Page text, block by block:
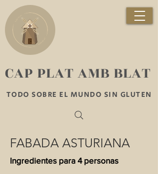
TODO SOBRE EL MUNDO SIN GLUTEN
​CAP PLAT AMB BLAT
FABADA ASTURIANA
Ingredientes para 4 personas